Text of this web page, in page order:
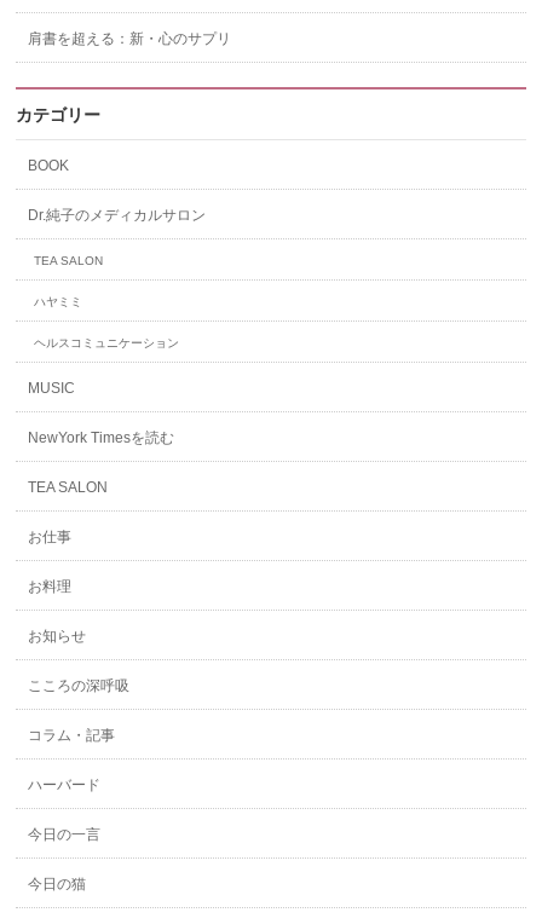
肩書を超える：新・心のサプリ
カテゴリー
BOOK
Dr.純子のメディカルサロン
TEA SALON
ハヤミミ
ヘルスコミュニケーション
MUSIC
NewYork Timesを読む
TEA SALON
お仕事
お料理
お知らせ
こころの深呼吸
コラム・記事
ハーバード
今日の一言
今日の猫